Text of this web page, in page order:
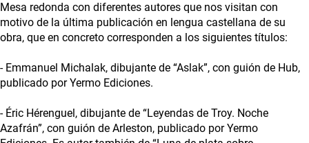
Mesa redonda con diferentes autores que nos visitan con
motivo de la última publicación en lengua castellana de su
obra, que en concreto corresponden a los siguientes títulos:
- Emmanuel Michalak, dibujante de “Aslak”, con guión de Hub,
publicado por Yermo Ediciones.
- Éric Hérenguel, dibujante de “Leyendas de Troy. Noche
Azafrán”, con guión de Arleston, publicado por Yermo